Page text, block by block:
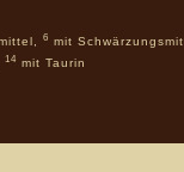
6 mit
14 mit Taurin